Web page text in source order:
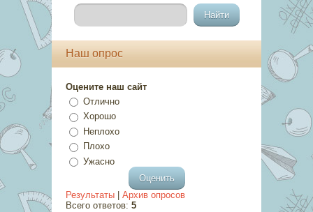
Наш опрос
Оцените наш сайт
Отлично
Хорошо
Неплохо
Плохо
Ужасно
Результаты
Архив опросов
Всего ответов: 5